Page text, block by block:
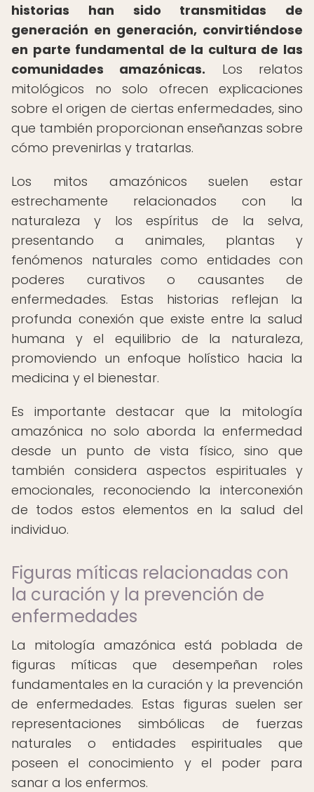
historias han sido transmitidas de
generación en generación, convirtiéndose
en parte fundamental de la cultura de las
comunidades amazónicas. Los relatos
mitológicos no solo ofrecen explicaciones
sobre el origen de ciertas enfermedades, sino
que también proporcionan enseñanzas sobre
cómo prevenirlas y tratarlas.
Los mitos amazónicos suelen estar
estrechamente relacionados con la
naturaleza y los espíritus de la selva,
presentando a animales, plantas y
fenómenos naturales como entidades con
poderes curativos o causantes de
enfermedades. Estas historias reflejan la
profunda conexión que existe entre la salud
humana y el equilibrio de la naturaleza,
promoviendo un enfoque holístico hacia la
medicina y el bienestar.
Es importante destacar que la mitología
amazónica no solo aborda la enfermedad
desde un punto de vista físico, sino que
también considera aspectos espirituales y
emocionales, reconociendo la interconexión
de todos estos elementos en la salud del
individuo.
Figuras míticas relacionadas con
la curación y la prevención de
enfermedades
La mitología amazónica está poblada de
figuras míticas que desempeñan roles
fundamentales en la curación y la prevención
de enfermedades. Estas figuras suelen ser
representaciones simbólicas de fuerzas
naturales o entidades espirituales que
poseen el conocimiento y el poder para
sanar a los enfermos.